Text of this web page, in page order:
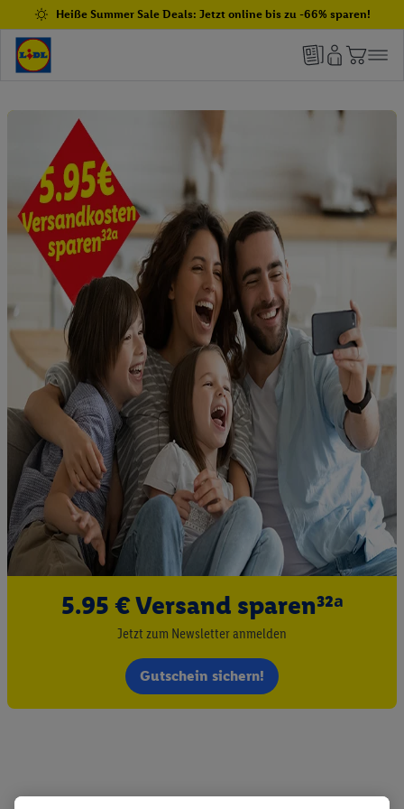
Heiße Summer Sale Deals: Jetzt online bis zu -66% sparen!
5.95 € Versand sparen³²ᵃ
Jetzt zum Newsletter anmelden
Gutschein sichern!